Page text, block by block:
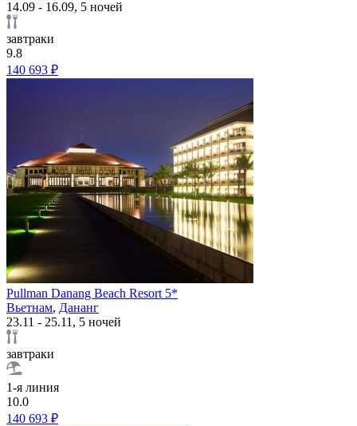
14.09 - 16.09, 5 ночей
завтраки
9.8
140 693 ₽
Pullman Danang Beach Resort 5*
Вьетнам, Дананг
23.11 - 25.11, 5 ночей
завтраки
1-я линия
10.0
140 693 ₽